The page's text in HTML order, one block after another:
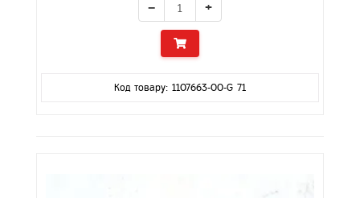
− +
Код товару: 1107663-00-G 71